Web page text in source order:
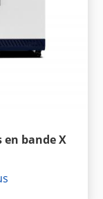
en bande X